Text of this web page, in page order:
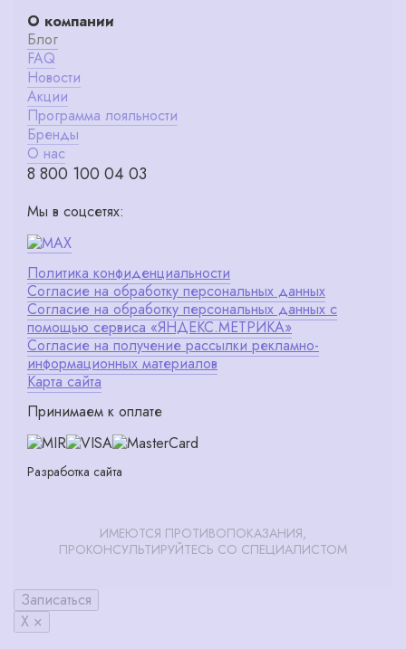
О компании
Блог
FAQ
Новости
Акции
Программа лояльности
Бренды
О нас
8 800 100 04 03
Мы в соцсетях:
Политика конфиденциальности
Согласие на обработку персональных данных
Согласие на обработку персональных данных с
помощью сервиса «ЯНДЕКС.МЕТРИКА»
Согласие на получение рассылки рекламно-
информационных материалов
Карта сайта
Принимаем к оплате
Разработка сайта
ИМЕЮТСЯ ПРОТИВОПОКАЗАНИЯ,
ПРОКОНСУЛЬТИРУЙТЕСЬ СО СПЕЦИАЛИСТОМ
Записаться
X ×